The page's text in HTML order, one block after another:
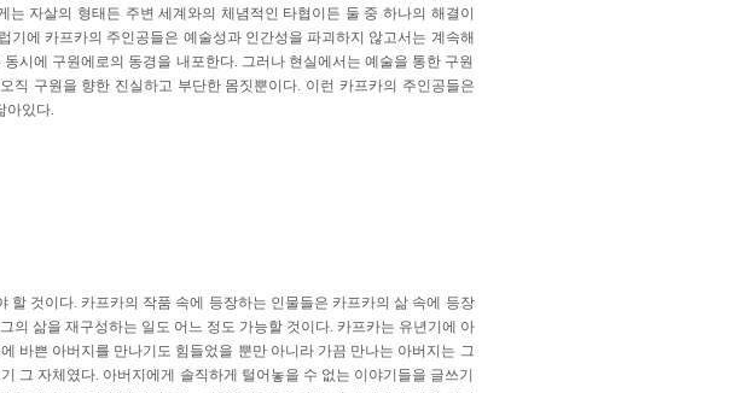
자살의 형태든 주변 세계와의 체념적인 타협이든 둘 중 하나의 해결이
기에 카프카의 주인공들은 예술성과 인간성을 파괴하지 않고서는 계속해
시에 구원에로의 동경을 내포한다. 그러나 현실에서는 예술을 통한 구원
직 구원을 향한 진실하고 부단한 몸짓뿐이다. 이런 카프카의 주인공들은
아있다.
할 것이다. 카프카의 작품 속에 등장하는 인물들은 카프카의 삶 속에 등장
의 삶을 재구성하는 일도 어느 정도 가능할 것이다. 카프카는 유년기에 아
바쁜 아버지를 만나기도 힘들었을 뿐만 아니라 가끔 만나는 아버지는 그
그 자체였다. 아버지에게 솔직하게 털어놓을 수 없는 이야기들을 글쓰기